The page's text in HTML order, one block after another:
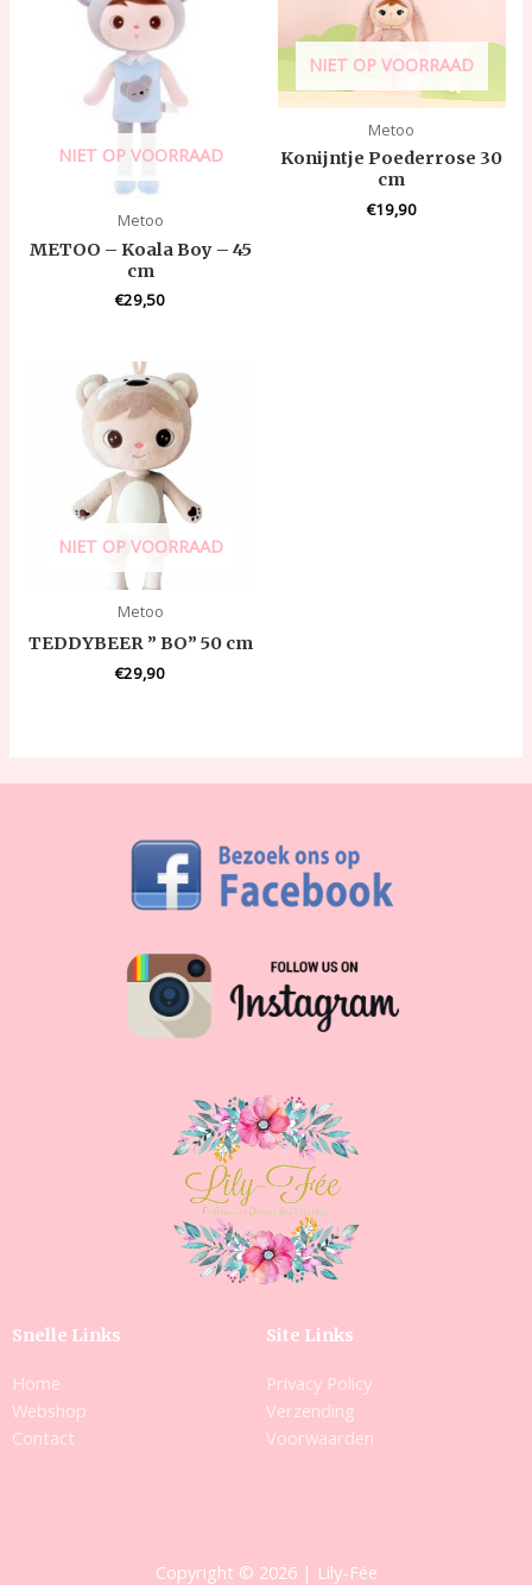
NIET OP VOORRAAD
Metoo
METOO – Koala Boy – 45
cm
€29,50
NIET OP VOORRAAD
Metoo
Konijntje Poederrose 30
cm
€19,90
NIET OP VOORRAAD
Metoo
TEDDYBEER ” BO” 50 cm
€29,90
Snelle Links
Home
Webshop
Contact
Site Links
Privacy Policy
Verzending
Voorwaarden
Copyright © 2026 | Lily-Fée